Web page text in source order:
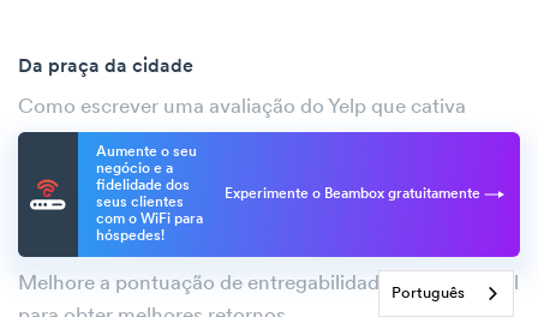
Aumente o seu
negócio e a
fidelidade dos
seus clientes
com o WiFi para
hóspedes!
Experimente o Beambox gratuitamente
Da praça da cidade
Como escrever uma avaliação do Yelp que cativa
Verificador de correio eletrónico: razões importantes
para utilizar um para o marketing
Técnicas de Upselling eficazes para maximizar os seus
lucros
Melhore a pontuação de entregabilidade do seu e-mail
Português